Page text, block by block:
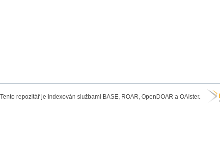
Tento repozitář je indexován službami BASE, ROAR, OpenDOAR a OAIster.